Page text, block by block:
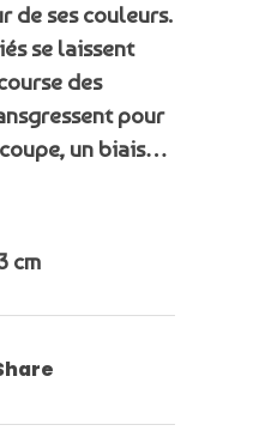
de ses couleurs.
se laissent
des
pour
un biais…
cm